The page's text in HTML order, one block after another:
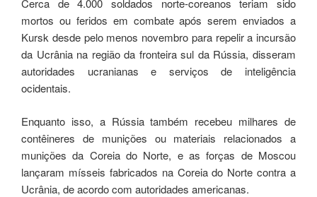
Cerca de 4.000 soldados norte-coreanos teriam sido
mortos ou feridos em combate após serem enviados a
Kursk desde pelo menos novembro para repelir a incursão
da Ucrânia na região da fronteira sul da Rússia, disseram
autoridades ucranianas e serviços de inteligência
ocidentais.
Enquanto isso, a Rússia também recebeu milhares de
contêineres de munições ou materiais relacionados a
munições da Coreia do Norte, e as forças de Moscou
lançaram mísseis fabricados na Coreia do Norte contra a
Ucrânia, de acordo com autoridades americanas.